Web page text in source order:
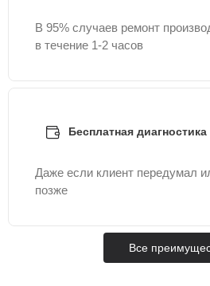
В 95% случаев ремонт
в течение 1-2 часов
Бесплатная диагностика
Даже если клиент передумал
позже
Все